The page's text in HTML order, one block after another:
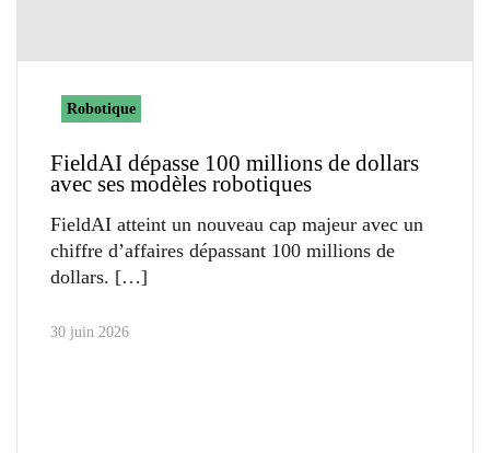
Robotique
FieldAI dépasse 100 millions de dollars
avec ses modèles robotiques
FieldAI atteint un nouveau cap majeur avec un
chiffre d’affaires dépassant 100 millions de
dollars.
30 juin 2026